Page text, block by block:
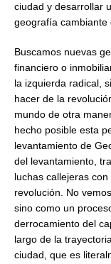
ciudad y desarrollar
geografía cambiante
Buscamos nuevas
financiero o
la izquierda radical,
hacer de la
mundo de otra
hecho posible esta
levantamiento de
del levantamiento,
luchas callejeras
revolución. No
sino como un
derrocamiento del
largo de la
ciudad, que es